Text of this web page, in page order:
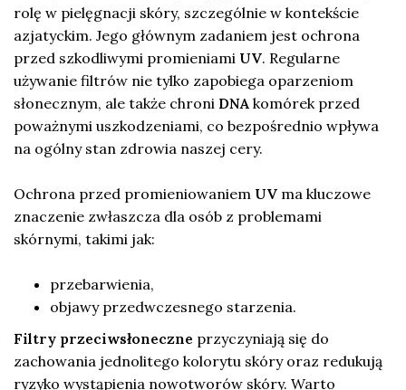
rolę w pielęgnacji skóry, szczególnie w kontekście
azjatyckim. Jego głównym zadaniem jest ochrona
przed szkodliwymi promieniami UV. Regularne
używanie filtrów nie tylko zapobiega oparzeniom
słonecznym, ale także chroni DNA komórek przed
poważnymi uszkodzeniami, co bezpośrednio wpływa
na ogólny stan zdrowia naszej cery.
Ochrona przed promieniowaniem UV ma kluczowe
znaczenie zwłaszcza dla osób z problemami
skórnymi, takimi jak:
przebarwienia,
objawy przedwczesnego starzenia.
Filtry przeciwsłoneczne przyczyniają się do
zachowania jednolitego kolorytu skóry oraz redukują
ryzyko wystąpienia nowotworów skóry. Warto